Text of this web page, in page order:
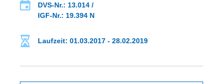
DVS-Nr.: 13.014 /
IGF-Nr.: 19.394 N
Laufzeit: 01.03.2017 - 28.02.2019